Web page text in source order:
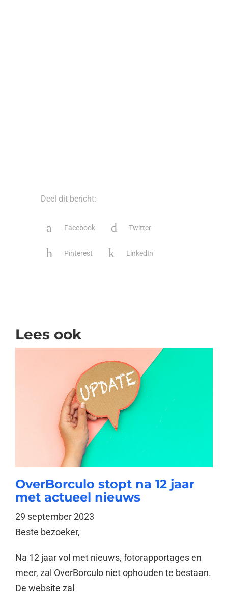
Deel dit bericht:
Facebook Twitter
Pinterest LinkedIn
Lees ook
OverBorculo stopt na 12 jaar
met actueel nieuws
29 september 2023
Beste bezoeker,
Na 12 jaar vol met nieuws, fotorapportages en
meer, zal OverBorculo niet ophouden te bestaan.
De website zal